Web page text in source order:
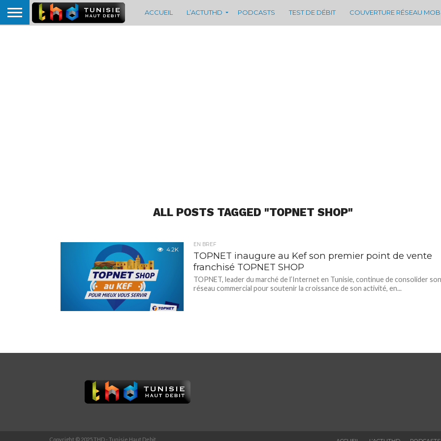
ACCUEIL L’ACTUTHD PODCASTS TEST DE DÉBIT COUVERTURE RÉSEAU
ALL POSTS TAGGED "TOPNET SHOP"
4.2K
EN BREF
TOPNET inaugure au Kef son premier point de vente
franchisé TOPNET SHOP
TOPNET, leader du marché de l’Internet en Tunisie, continue de consolider
réseau commercial pour soutenir la croissance de son activité, en...
Copyright © 2025 THD - Tunisie Haut Debit.